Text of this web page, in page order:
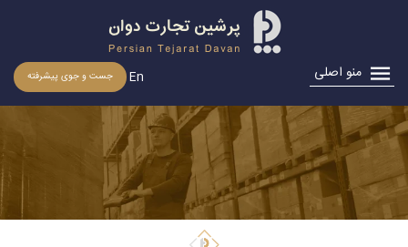
منو اصلی جست و جوی پیشرفته En
واردات و ترخیص لپ تاپ